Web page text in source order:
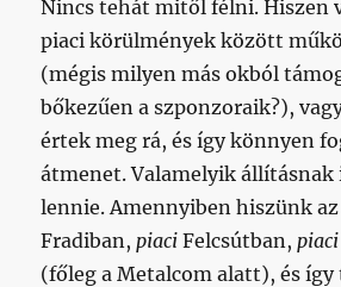
Nincs tehát mitől félni. Hiszen
piaci körülmények között
(mégis milyen más okból
bőkezűen a szponzoraik?),
értek meg rá, és így könnyen
átmenet. Valamelyik állításnak
lennie. Amennyiben hiszünk
Fradiban, piaci Felcsútban, piaci
(főleg a Metalcom alatt), és